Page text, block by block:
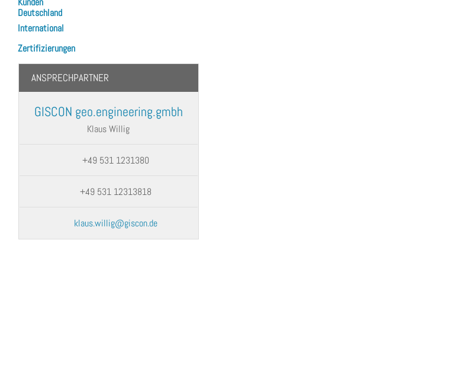
Deutschland
International
Zertifizierungen
ANSPRECHPARTNER
GISCON geo.engineering.gmbh
Klaus Willig
+49 531 1231380
+49 531 12313818
klaus.willig@giscon.de